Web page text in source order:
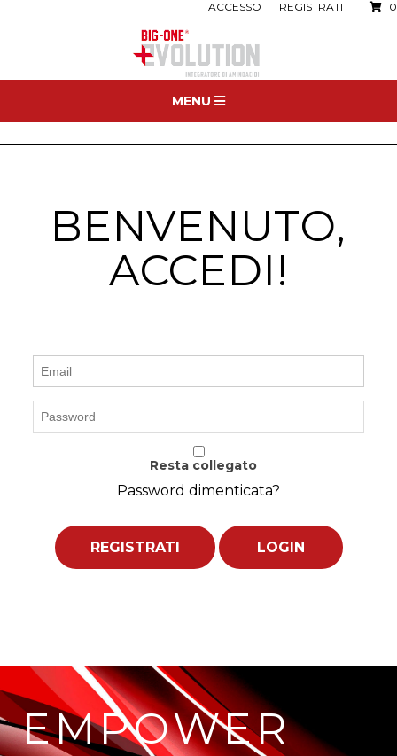
ACCESSO REGISTRATI 0
MENU
BENVENUTO,
ACCEDI!
Resta collegato
Password dimenticata?
REGISTRATI LOGIN
EMPOWER